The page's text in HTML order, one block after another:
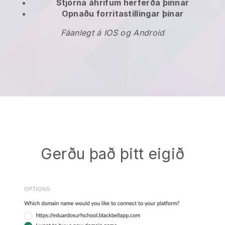
Stjórna áhrifum herferða þinnar
Opnaðu forritastillingar þínar
Fáanlegt á IOS og Android
Gerðu það þitt eigið